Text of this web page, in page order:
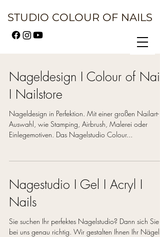
STUDIO COLOUR OF NAILS
Nageldesign I Colour of Nails
I Nailstore
Nageldesign in Perfektion. Mit einer großen Nailart-
Auswahl, wie Stamping, Airbrush, Malerei oder
Einlegemotiven. Das Nagelstudio Colour...
Nagestudio I Gel I Acryl I
Nails
Sie suchen Ihr perfektes Nagelstudio? Dann sich Sie
bei uns genau richtig. Wir gestalten Ihnen Ihr Nägel